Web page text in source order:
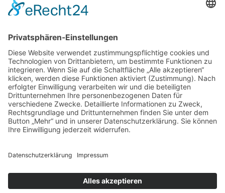
Yoga-On-TeacherTraining
YOGA-ON-VIDEOS
Yoga as a Lifestyle
Yoga-On-Videos
Impressum
Datenschutzerklärung
AGB
Suche
Kontakt